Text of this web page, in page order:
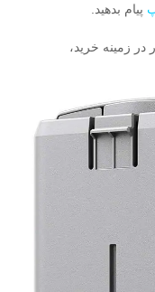
پیام بدهید.
در زمینه خرید،